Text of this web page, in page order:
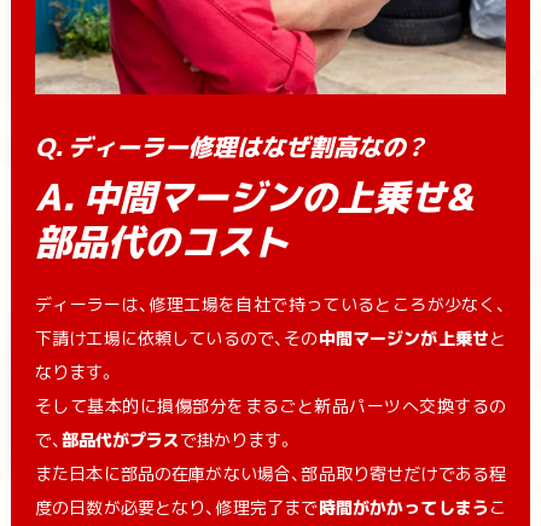
Q. ディーラー修理はなぜ割高なの？
A. 中間マージンの上乗せ&
部品代のコスト
ディーラーは、修理工場を自社で持っているところが少なく、
下請け工場に依頼しているので、その中間マージンが上乗せと
なります。
そして基本的に損傷部分をまるごと新品パーツへ交換するの
で、 部品代がプラスで掛かります。
また日本に部品の在庫がない場合、部品取り寄せだけである程
度の日数が必要となり、修理完了まで時間がかかってしまうこ